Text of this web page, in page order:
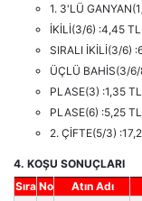
1. 3'LÜ
İKİLİ(3/6) :4,45 TL
SIRALI İKİLİ(3/6)
ÜÇLÜ BAHİS(3/6/
PLASE(3) :1,35 TL
PLASE(6) :5,25 TL
2. ÇİFTE(5/3)
4. KOŞU SONUÇLARI
Sıra No Atın Adı